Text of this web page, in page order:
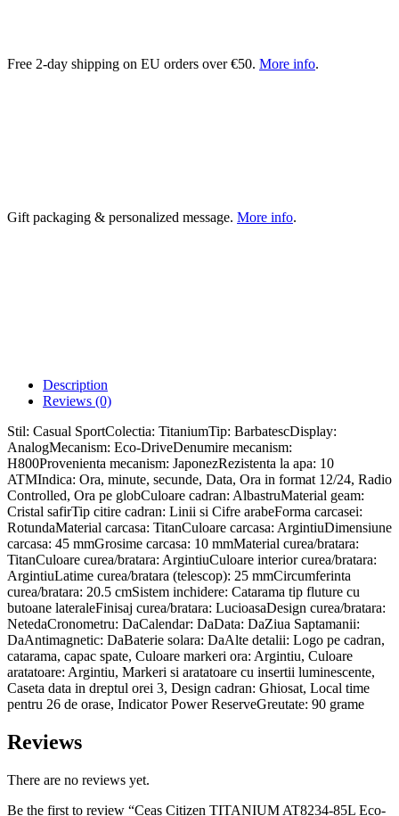
Free 2-day shipping on EU orders over €50. More info.
Gift packaging & personalized message. More info.
Description
Reviews (0)
Stil: Casual SportColectia: TitaniumTip: BarbatescDisplay:
AnalogMecanism: Eco-DriveDenumire mecanism:
H800Provenienta mecanism: JaponezRezistenta la apa: 10
ATMIndica: Ora, minute, secunde, Data, Ora in format 12/24, Radio
Controlled, Ora pe globCuloare cadran: AlbastruMaterial geam:
Cristal safirTip citire cadran: Linii si Cifre arabeForma carcasei:
RotundaMaterial carcasa: TitanCuloare carcasa: ArgintiuDimensiune
carcasa: 45 mmGrosime carcasa: 10 mmMaterial curea/bratara:
TitanCuloare curea/bratara: ArgintiuCuloare interior curea/bratara:
ArgintiuLatime curea/bratara (telescop): 25 mmCircumferinta
curea/bratara: 20.5 cmSistem inchidere: Catarama tip fluture cu
butoane lateraleFinisaj curea/bratara: LucioasaDesign curea/bratara:
NetedaCronometru: DaCalendar: DaData: DaZiua Saptamanii:
DaAntimagnetic: DaBaterie solara: DaAlte detalii: Logo pe cadran,
catarama, capac spate, Culoare markeri ora: Argintiu, Culoare
aratatoare: Argintiu, Markeri si aratatoare cu insertii luminescente,
Caseta data in dreptul orei 3, Design cadran: Ghiosat, Local time
pentru 26 de orase, Indicator Power ReserveGreutate: 90 grame
Reviews
There are no reviews yet.
Be the first to review “Ceas Citizen TITANIUM AT8234-85L Eco-